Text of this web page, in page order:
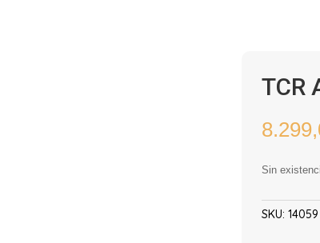
TCR
Sin
SKU: 14059